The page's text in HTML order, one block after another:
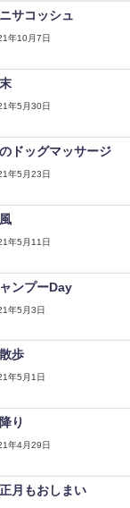
サコッシュ
年10月7日
年5月30日
ドッグマッサージ
年5月23日
年5月11日
ンプーDay
年5月3日
歩
年5月1日
り
年4月29日
月もおしまい